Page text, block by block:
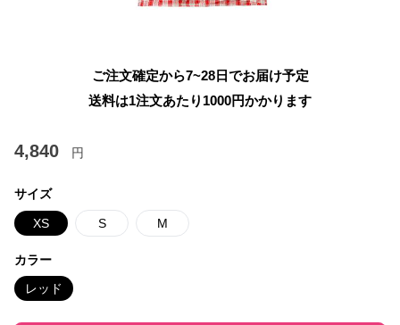
ご注文確定から7~28日でお届け予定
送料は1注文あたり 1000円かかります
4,840 円
サイズ
XS S M
カラー
レッド